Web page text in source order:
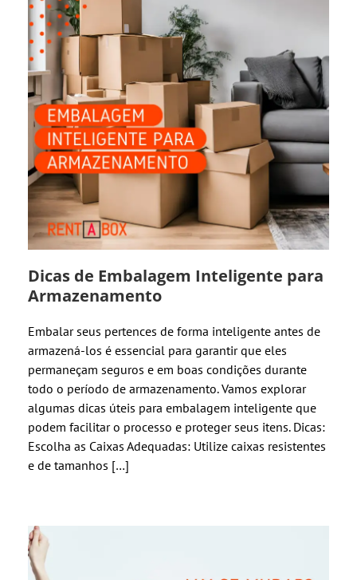
Dicas de Embalagem Inteligente para
Armazenamento
Embalar seus pertences de forma inteligente antes de
armazená-los é essencial para garantir que eles
permaneçam seguros e em boas condições durante
todo o período de armazenamento. Vamos explorar
algumas dicas úteis para embalagem inteligente que
podem facilitar o processo e proteger seus itens. Dicas:
Escolha as Caixas Adequadas: Utilize caixas resistentes
e de tamanhos […]